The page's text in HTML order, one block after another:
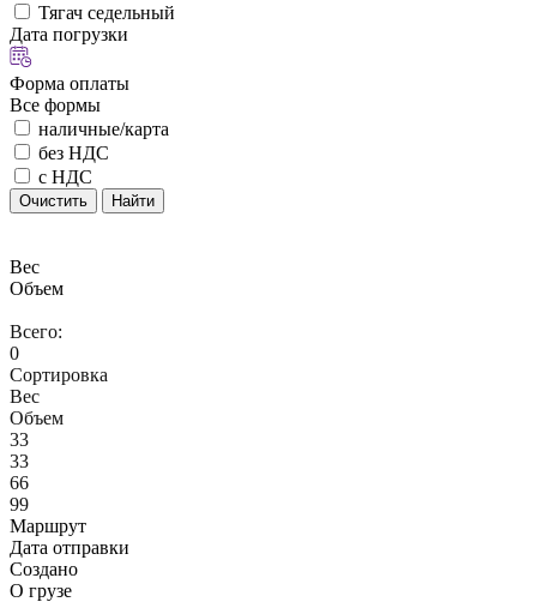
Тягач седельный
Дата погрузки
Форма оплаты
Все формы
наличные/карта
без НДС
с НДС
Очистить Найти
Вес
Объем
Всего:
0
Сортировка
Вес
Объем
33
33
66
99
Маршрут
Дата отправки
Создано
О грузе